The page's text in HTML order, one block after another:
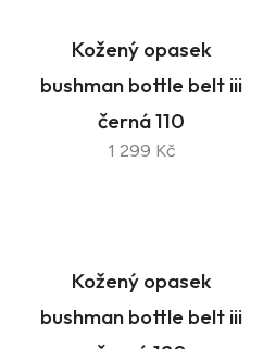
Kožený opasek
bushman bottle belt iii
černá 110
1 299 Kč
Kožený opasek
bushman bottle belt iii